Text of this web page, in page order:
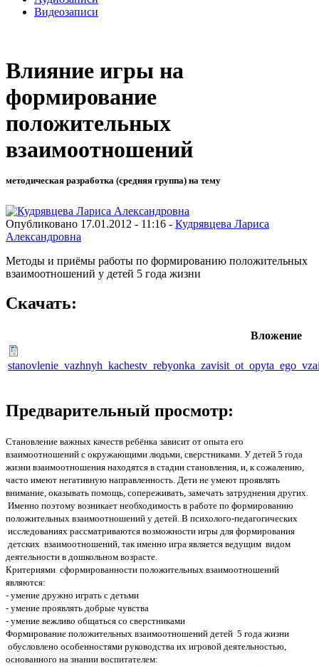
Видеозаписи
Влияние игры на
формирование
положительных
взаимоотношений
методическая разработка (средняя группа) на тему
Опубликовано 17.01.2012 - 11:16 - Кудрявцева Лариса
Александровна
Методы и приёмы работы по формированию положительных
взаимоотношений у детей 5 года жизни
Скачать:
Вложение
Предварительный просмотр:
Становление важных качеств ребёнка зависит от опыта его
взаимоотношений с окружающими людьми, сверстниками. У детей 5 года
жизни взаимоотношения находятся в стадии становления, и, к сожалению,
часто имеют негативную направленность. Дети не умеют проявлять
внимание, оказывать помощь, сопереживать, замечать затруднения других.
Именно поэтому возникает необходимость в работе по формированию
положительных взаимоотношений у детей. В психолого-педагогических
исследованиях рассматриваются возможности игры для формирования
детских взаимоотношений, так именно игра является ведущим видом
деятельности в дошкольном возрасте.
Критериями сформированности положительных взаимоотношений
являются:
- умение дружно играть с детьми
- умение проявлять добрые чувства
- умение вежливо общаться со сверстниками
Формирование положительных взаимоотношений детей 5 года жизни
обусловлено особенностями руководства их игровой деятельностью,
основанного на знании воспитателем: